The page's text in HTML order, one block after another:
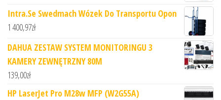
Intra.Se Swedmach Wózek Do Transportu Opon
1 400,97zł
DAHUA ZESTAW SYSTEM MONITORINGU 3
KAMERY ZEWNĘTRZNY 80M
139,00zł
HP LaserJet Pro M28w MFP (W2G55A)